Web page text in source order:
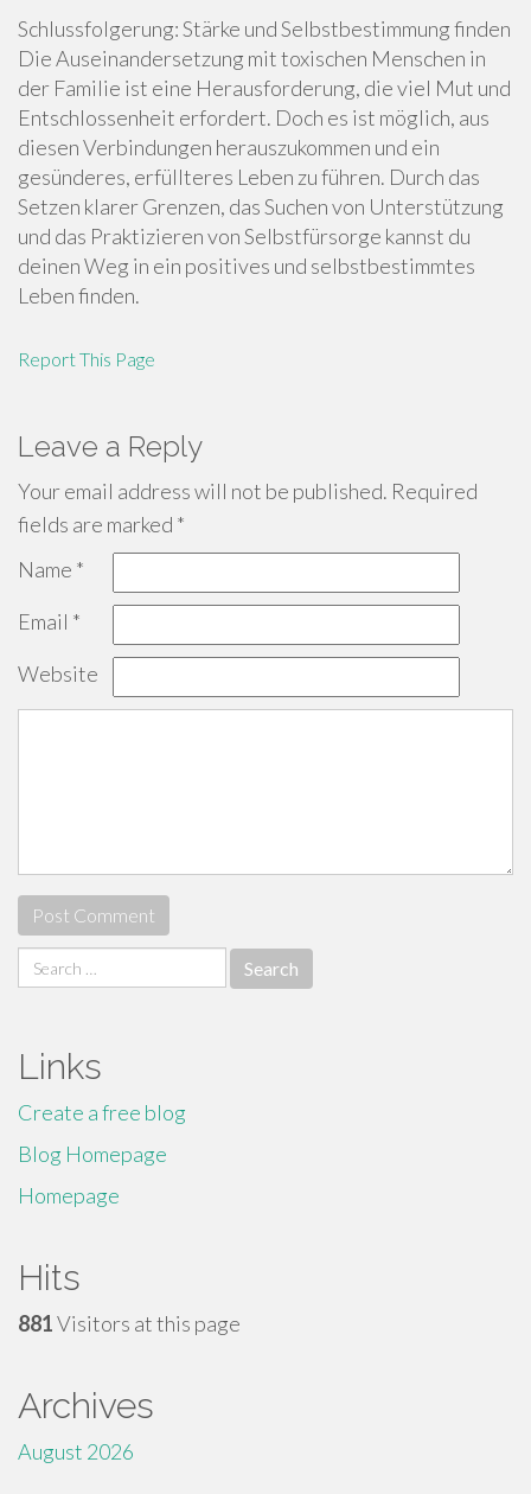
Schlussfolgerung: Stärke und Selbstbestimmung finden
Die Auseinandersetzung mit toxischen Menschen in
der Familie ist eine Herausforderung, die viel Mut und
Entschlossenheit erfordert. Doch es ist möglich, aus
diesen Verbindungen herauszukommen und ein
gesünderes, erfüllteres Leben zu führen. Durch das
Setzen klarer Grenzen, das Suchen von Unterstützung
und das Praktizieren von Selbstfürsorge kannst du
deinen Weg in ein positives und selbstbestimmtes
Leben finden.
Report This Page
Leave a Reply
Your email address will not be published. Required
fields are marked *
Name *
Email *
Website
Search
for:
Links
Create a free blog
Blog Homepage
Homepage
Hits
881Visitors at this page
Archives
August 2026